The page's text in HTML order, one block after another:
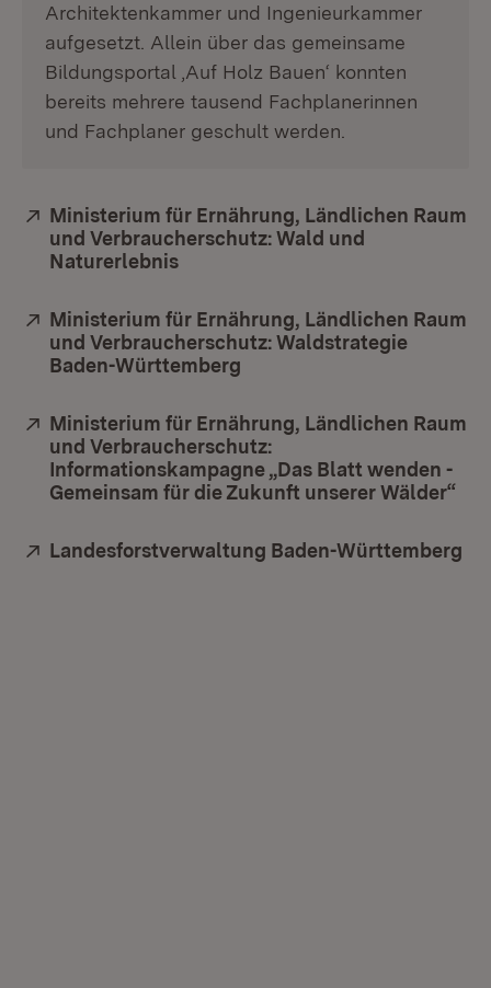
Architektenkammer und Ingenieurkammer
aufgesetzt. Allein über das gemeinsame
Bildungsportal ‚Auf Holz Bauen‘ konnten
bereits mehrere tausend Fachplanerinnen
und Fachplaner geschult werden.
Extern:
Ministerium für Ernährung, Ländlichen Raum
und Verbraucherschutz: Wald und
Naturerlebnis
Extern:
Ministerium für Ernährung, Ländlichen Raum
und Verbraucherschutz: Waldstrategie
Baden-Württemberg
Extern:
Ministerium für Ernährung, Ländlichen Raum
und Verbraucherschutz:
Informationskampagne „Das Blatt wenden -
Gemeinsam für die Zukunft unserer Wälder“
Extern:
Landesforstverwaltung Baden-Württemberg